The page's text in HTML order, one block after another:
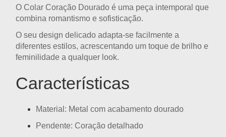
O Colar Coração Dourado é uma peça intemporal que
combina romantismo e sofisticação.
O seu design delicado adapta-se facilmente a
diferentes estilos, acrescentando um toque de brilho e
feminilidade a qualquer look.
Características
Material: Metal com acabamento dourado
Pendente: Coração detalhado